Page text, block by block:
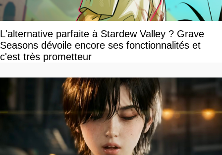
L'alternative parfaite à Stardew Valley ? Grave
Seasons dévoile encore ses fonctionnalités et
c'est très prometteur